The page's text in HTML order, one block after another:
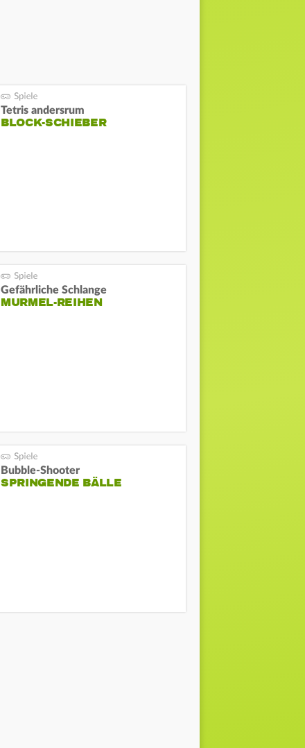
Tetris andersrum
BLOCK-SCHIEBER
Gefährliche Schlange
MURMEL-REIHEN
Bubble-Shooter
SPRINGENDE BÄLLE